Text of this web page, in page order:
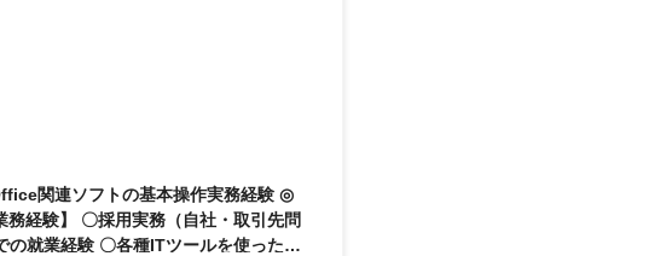
就業経験 〇各種ITツールを使った実